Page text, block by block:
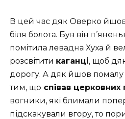
В цей час дяк Оверко
біля болота. Був він
помітила левадна Хуха й
розсвітити каганці, щоб
дорогу. А дяк йшов помалу
тим, що співав церковних
вогники, які блимали
підскакували вгору, то